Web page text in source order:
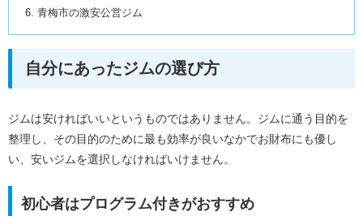
青梅市の激安公営ジム
自分にあったジムの選び方
ジムは安ければいいというものではありません。ジムに通う目的を
整理し、その目的のために最も効率が良いなかでお財布にも優し
い、安いジムを選択しなければいけません。
初心者はプログラム付きがおすすめ